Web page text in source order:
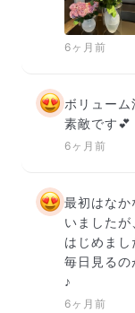
6ヶ月前
ボリュー
素敵です💕
6ヶ月前
最初はな
いました
はじめまし
毎日見る
♪
6ヶ月前